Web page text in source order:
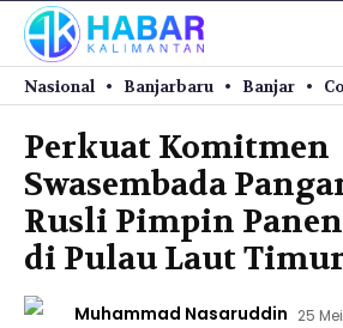
Nasional Banjarbaru Banjar
Perkuat Komitmen
Swasembada
Rusli Pimpin
di Pulau Laut Timur
Muhammad Nasaruddin 25